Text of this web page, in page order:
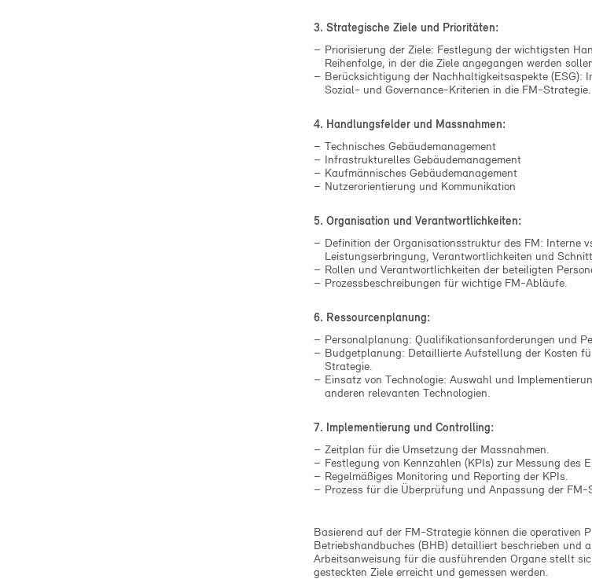
3. Strategische Ziele und Prioritäten:
Priorisierung der Ziele: Festlegung der wichtigsten
Reihenfolge, in der die Ziele angegangen werden
Berücksichtigung der Nachhaltigkeitsaspekte (ESG):
Sozial- und Governance-Kriterien in die FM-Strategie.
4. Handlungsfelder und Massnahmen:
Technisches Gebäudemanagement
Infrastrukturelles Gebäudemanagement
Kaufmännisches Gebäudemanagement
Nutzerorientierung und Kommunikation
5. Organisation und Verantwortlichkeiten:
Definition der Organisationsstruktur des FM: Interne
Leistungserbringung, Verantwortlichkeiten und
Rollen und Verantwortlichkeiten der beteiligten
Prozessbeschreibungen für wichtige FM-Abläufe.
6. Ressourcenplanung:
Personalplanung: Qualifikationsanforderungen und
Budgetplanung: Detaillierte Aufstellung der Kosten
Strategie.
Einsatz von Technologie: Auswahl und
anderen relevanten Technologien.
7. Implementierung und Controlling:
Zeitplan für die Umsetzung der Massnahmen.
Festlegung von Kennzahlen (KPIs) zur Messung des
Regelmäßiges Monitoring und Reporting der KPIs.
Prozess für die Überprüfung und Anpassung der FM-
Basierend auf der FM-Strategie können die operativen
Betriebshandbuches (BHB) detailliert beschrieben und
Arbeitsanweisung für die ausführenden Organe stellt
gesteckten Ziele erreicht und gemessen werden.